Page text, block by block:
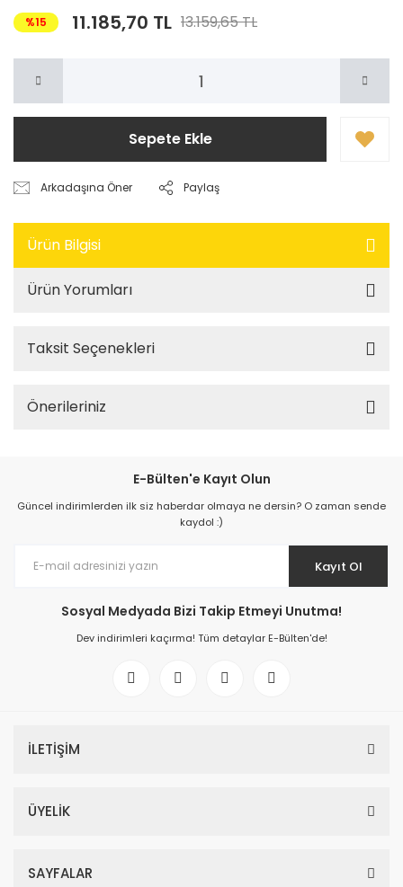
%15 11.185,70 TL 13.159,65 TL
Sepete Ekle
Arkadaşına Öner Paylaş
Ürün Bilgisi
Ürün Yorumları
Taksit Seçenekleri
Önerileriniz
E-Bülten'e Kayıt Olun
Güncel indirimlerden ilk siz haberdar olmaya ne dersin? O zaman sende
kaydol :)
Kayıt Ol
Sosyal Medyada Bizi Takip Etmeyi Unutma!
Dev indirimleri kaçırma! Tüm detaylar E-Bülten'de!
İLETİŞİM
ÜYELİK
SAYFALAR